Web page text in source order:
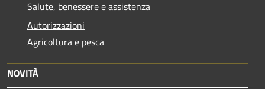
Salute, benessere e assistenza
Autorizzazioni
Agricoltura e pesca
NOVITÀ